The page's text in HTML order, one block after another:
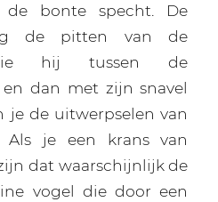
de bonte specht. De
de pitten van de
die hij tussen de
dan met zijn snavel
je de uitwerpselen van
Als je een krans van
dat waarschijnlijk de
vogel die door een